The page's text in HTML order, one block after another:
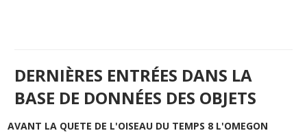
DERNIÈRES ENTRÉES DANS LA
BASE DE DONNÉES DES OBJETS
AVANT LA QUETE DE L'OISEAU DU TEMPS 8 L'OMEGON